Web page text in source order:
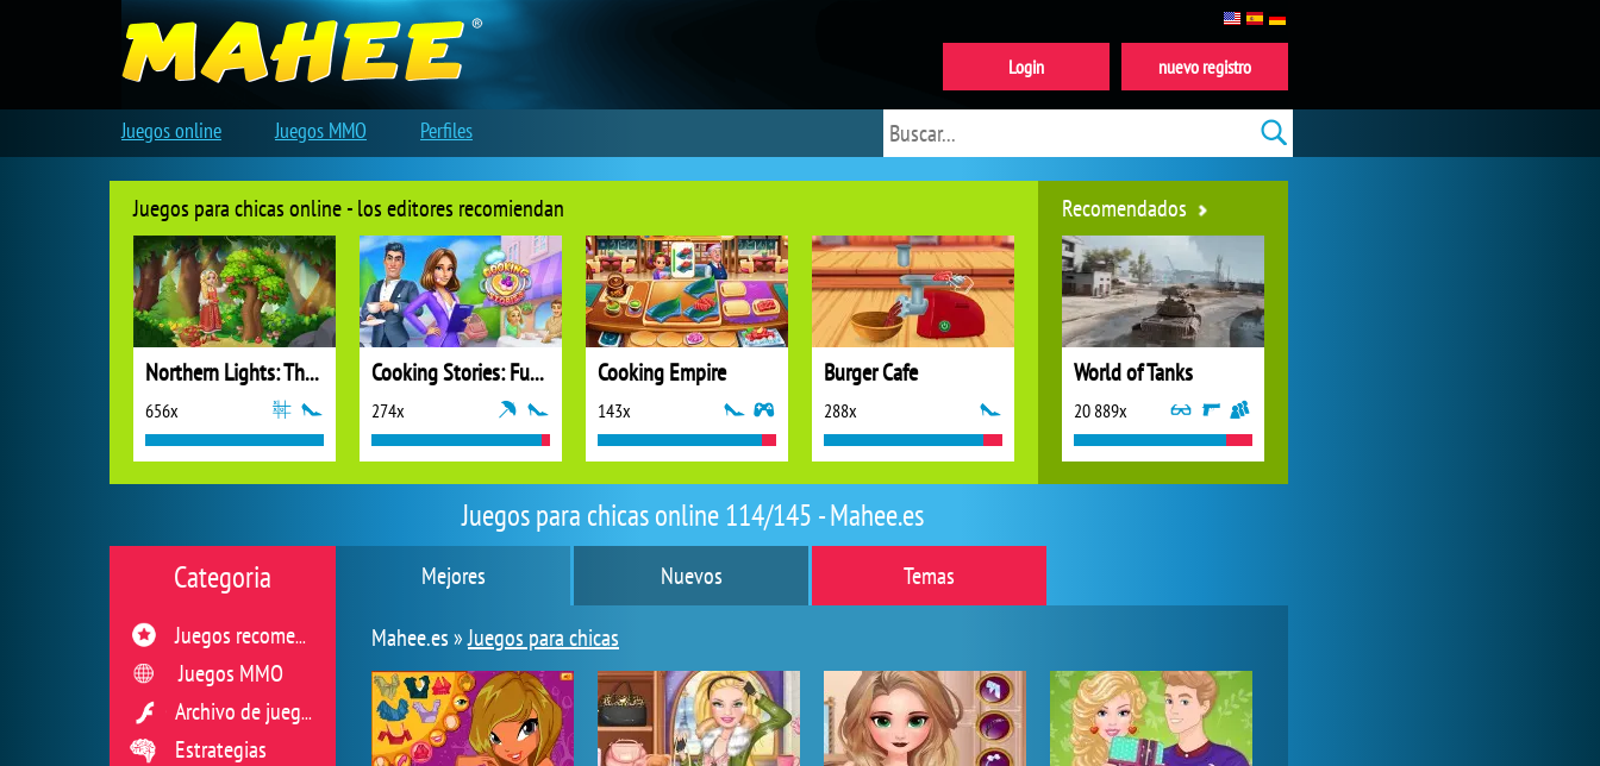
Juegos para chicas online 114/145 - Mahee.es
Mejores Nuevos
Temas
Mahee.es »Juegos para chicas
Categoria
Juegos recomendados
Juegos MMO
Archivo de juegos flash
Estrategias
Juegos para chicas online - los editores recomiendan
Northern Lights: The Secret of the Forest
656x
Cooking Stories: Fun Cafe Game
274x
Cooking Empire
143x
Burger Cafe
288x
Recomendados
World of Tanks
20 889x
nuevo registro
Login
Juegos online Juegos MMO Perfiles